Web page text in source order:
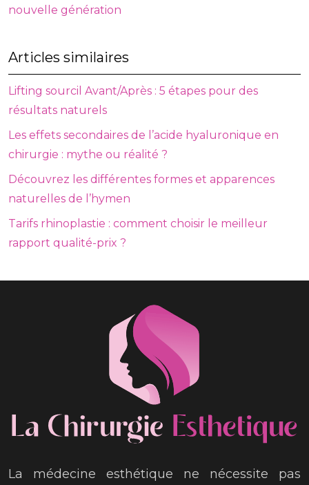
nouvelle génération
Articles similaires
Lifting sourcil Avant/Après : 5 étapes pour des
résultats naturels
Les effets secondaires de l’acide hyaluronique en
chirurgie : mythe ou réalité ?
Découvrez les différentes formes et apparences
naturelles de l’hymen
Tarifs rhinoplastie : comment choisir le meilleur
rapport qualité-prix ?
La médecine esthétique ne nécessite pas